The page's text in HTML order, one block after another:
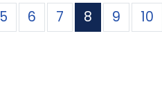
5 6 7 8 9 10